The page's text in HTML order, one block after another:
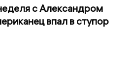
с Александром
впал в ступор